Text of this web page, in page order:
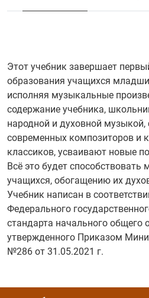
Этот учебник завершает
образования учащихся
исполняя музыкальные
содержание учебника,
народной и духовной музыкой,
современных композиторов и
классиков, усваивают новые
Всё это будет
учащихся, обогащению их
Учебник написан в
Федерального
стандарта начального общего
утвержденного Приказом
№286 от 31.05.2021 г.